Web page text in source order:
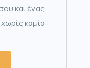
και ένας
καμία